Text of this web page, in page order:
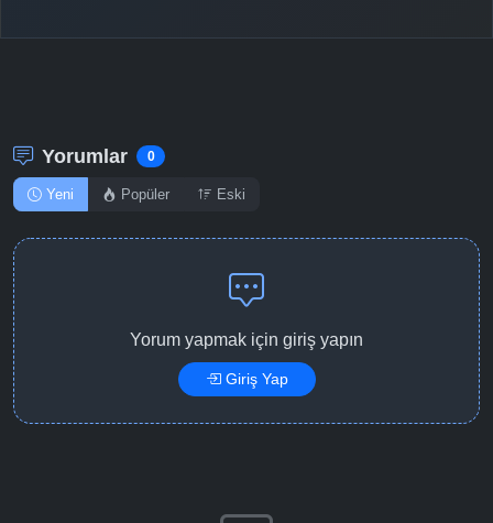
Yorumlar 0
Yeni Popüler Eski
Yorum yapmak için giriş yapın
Giriş Yap